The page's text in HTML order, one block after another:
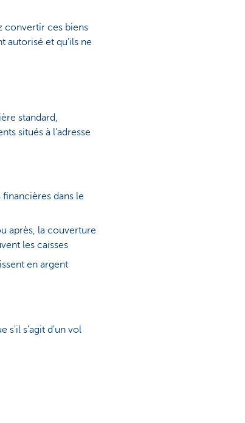
convertir ces biens
autorisé et qu’ils ne
standard,
situés à l'adresse
dans le
après, la couverture
les caisses
en argent
s'il s'agit d'un vol